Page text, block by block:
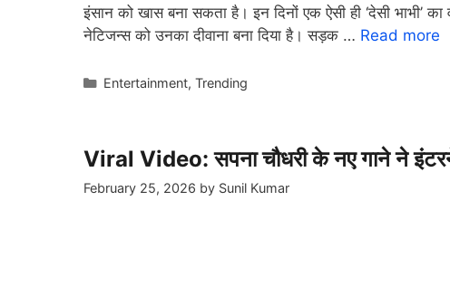
इंसान को खास बना सकता है। इन दिनों एक ऐसी ही ‘देसी भाभी’
नेटिजन्स को उनका दीवाना बना दिया है। सड़क … Read more
Categories
Entertainment, Trending
Viral Video: सपना चौधरी के नए गाने ने
February 25, 2026 by Sunil Kumar